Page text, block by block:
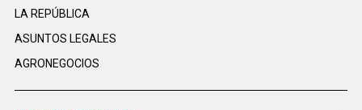
LA REPÚBLICA
ASUNTOS LEGALES
AGRONEGOCIOS